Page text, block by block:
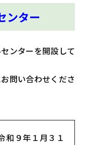
ンター
ンターを開設して
問い合わせくださ
９年１月３１